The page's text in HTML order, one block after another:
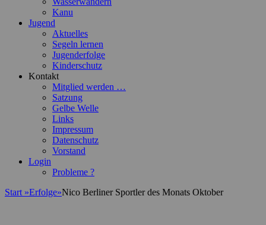
Kanu
Jugend
Aktuelles
Segeln lernen
Jugenderfolge
Kinderschutz
Kontakt
Mitglied werden …
Satzung
Gelbe Welle
Links
Impressum
Datenschutz
Vorstand
Login
Probleme ?
Start »Erfolge»Nico Berliner Sportler des Monats Oktober